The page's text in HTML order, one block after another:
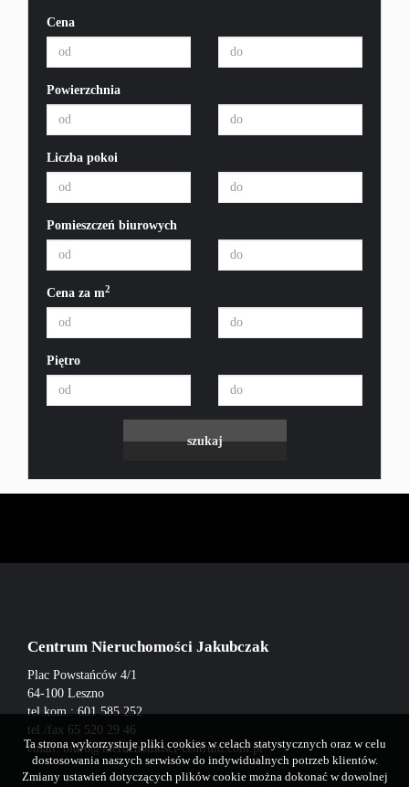
Cena
Powierzchnia
Liczba pokoi
Pomieszczeń biurowych
Cena za m2
Piętro
Centrum Nieruchomości Jakubczak
Plac Powstańców 4/1
64-100 Leszno
tel.kom.: 601 585 252
tel./fax 65 520 29 46
email:biuro@nieruchomosci-centrum.com.pl
Ta strona wykorzystuje pliki cookies w celach statystycznych oraz w celu
dostosowania naszych serwisów do indywidualnych potrzeb klientów.
Zmiany ustawień dotyczących plików cookie można dokonać w dowolnej